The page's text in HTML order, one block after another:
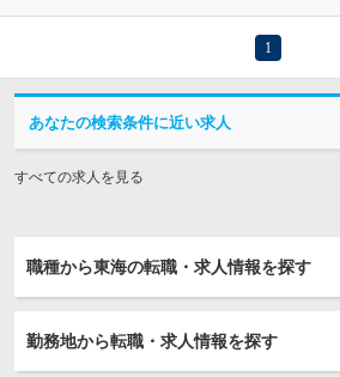
1
あなたの検索条件に近い求人
すべての求人を見る
職種から東海の転職・求人情報を探す
勤務地から転職・求人情報を探す